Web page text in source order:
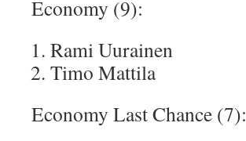
Economy (9):
Rami Uurainen
Timo Mattila
Economy Last Chance (7):